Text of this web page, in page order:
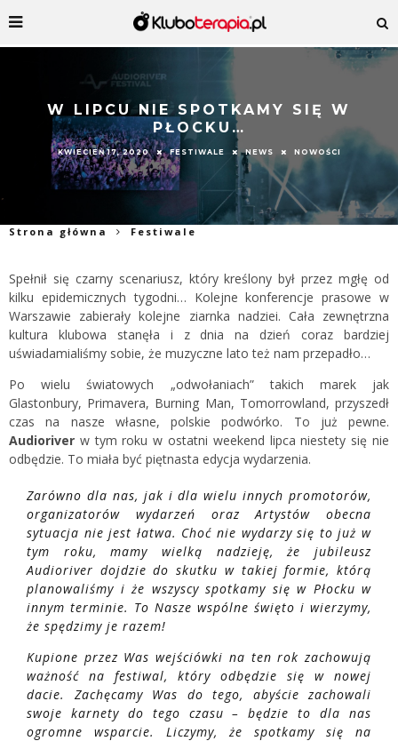
W LIPCU NIE SPOTKAMY SIĘ W
PŁOCKU…
KWIECIEŃ 17, 2020 FESTIWALE NEWS NOWOŚCI
Strona główna Festiwale
Spełnił się czarny scenariusz, który kreślony był przez mgłę od
kilku epidemicznych tygodni… Kolejne konferencje prasowe w
Warszawie zabierały kolejne ziarnka nadziei. Cała zewnętrzna
kultura klubowa stanęła i z dnia na dzień coraz bardziej
uświadamialiśmy sobie, że muzyczne lato też nam przepadło…
Po wielu światowych „odwołaniach” takich marek jak
Glastonbury, Primavera, Burning Man, Tomorrowland, przyszedł
czas na nasze własne, polskie podwórko. To już pewne.
Audioriver w tym roku w ostatni weekend lipca niestety się nie
odbędzie. To miała być piętnasta edycja wydarzenia.
Zarówno dla nas, jak i dla wielu innych promotorów,
organizatorów wydarzeń oraz Artystów obecna
sytuacja nie jest łatwa. Choć nie wydarzy się to już w
tym roku, mamy wielką nadzieję, że jubileusz
Audioriver dojdzie do skutku w takiej formie, którą
planowaliśmy i że wszyscy spotkamy się w Płocku w
innym terminie. To Nasze wspólne święto i wierzymy,
że spędzimy je razem!
Kupione przez Was wejściówki na ten rok zachowują
ważność na festiwal, który odbędzie się w nowej
dacie. Zachęcamy Was do tego, abyście zachowali
swoje karnety do tego czasu – będzie to dla nas
ogromne wsparcie. Liczymy, że spotkamy się na